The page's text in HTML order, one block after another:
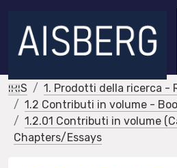
IRIS
1. Prodotti della ricerca -
1.2 Contributi in volume -
1.2.01 Contributi in volume
Chapters/Essays